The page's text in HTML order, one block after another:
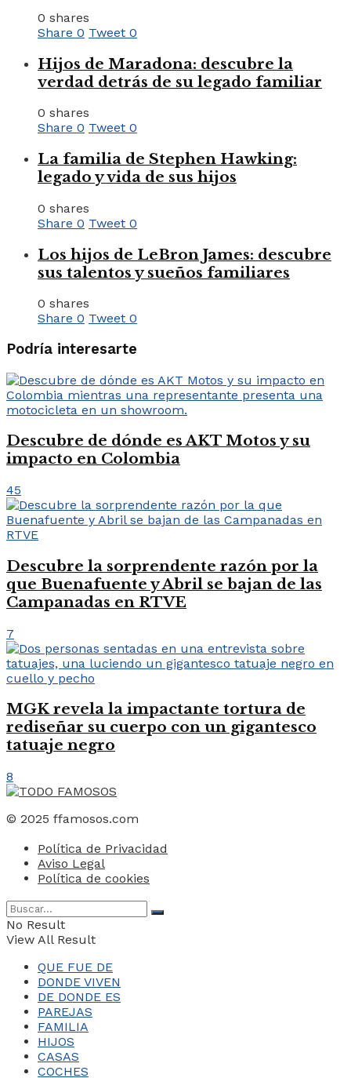
0 shares
Share 0 Tweet 0
Hijos de Maradona: descubre la
verdad detrás de su legado familiar
0 shares
Share 0 Tweet 0
La familia de Stephen Hawking:
legado y vida de sus hijos
0 shares
Share 0 Tweet 0
Los hijos de LeBron James: descubre
sus talentos y sueños familiares
0 shares
Share 0 Tweet 0
Podría interesarte
Descubre de dónde es AKT Motos y su
impacto en Colombia
45
Descubre la sorprendente razón por la
que Buenafuente y Abril se bajan de las
Campanadas en RTVE
7
MGK revela la impactante tortura de
rediseñar su cuerpo con un gigantesco
tatuaje negro
8
© 2025 ffamosos.com
Política de Privacidad
Aviso Legal
Política de cookies
No Result
View All Result
QUE FUE DE
DONDE VIVEN
DE DONDE ES
PAREJAS
FAMILIA
HIJOS
CASAS
COCHES